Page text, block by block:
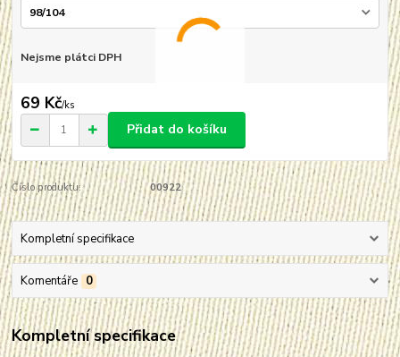
Nejsme plátci DPH
69 Kč/ks
Přidat do košíku
Číslo produktu: 00922
Kompletní specifikace
Komentáře 0
Kompletní specifikace